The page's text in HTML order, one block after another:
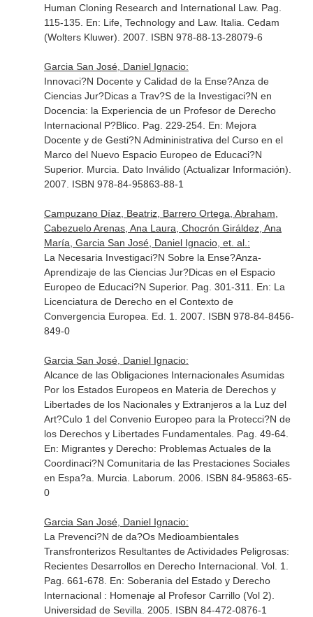
Human Cloning Research and International Law. Pag.
115-135. En: Life, Technology and Law. Italia. Cedam
(Wolters Kluwer). 2007. ISBN 978-88-13-28079-6
Garcia San José, Daniel Ignacio:
Innovaci?N Docente y Calidad de la Ense?Anza de
Ciencias Jur?Dicas a Trav?S de la Investigaci?N en
Docencia: la Experiencia de un Profesor de Derecho
Internacional P?Blico. Pag. 229-254. En: Mejora
Docente y de Gesti?N Admininistrativa del Curso en el
Marco del Nuevo Espacio Europeo de Educaci?N
Superior. Murcia. Dato Inválido (Actualizar Información).
2007. ISBN 978-84-95863-88-1
Campuzano Díaz, Beatriz, Barrero Ortega, Abraham,
Cabezuelo Arenas, Ana Laura, Chocrón Giráldez, Ana
María, Garcia San José, Daniel Ignacio, et. al.:
La Necesaria Investigaci?N Sobre la Ense?Anza-
Aprendizaje de las Ciencias Jur?Dicas en el Espacio
Europeo de Educaci?N Superior. Pag. 301-311. En: La
Licenciatura de Derecho en el Contexto de
Convergencia Europea . Ed. 1. 2007. ISBN 978-84-8456-
849-0
Garcia San José, Daniel Ignacio:
Alcance de las Obligaciones Internacionales Asumidas
Por los Estados Europeos en Materia de Derechos y
Libertades de los Nacionales y Extranjeros a la Luz del
Art?Culo 1 del Convenio Europeo para la Protecci?N de
los Derechos y Libertades Fundamentales. Pag. 49-64.
En: Migrantes y Derecho: Problemas Actuales de la
Coordinaci?N Comunitaria de las Prestaciones Sociales
en Espa?a . Murcia. Laborum. 2006. ISBN 84-95863-65-
0
Garcia San José, Daniel Ignacio:
La Prevenci?N de da?Os Medioambientales
Transfronterizos Resultantes de Actividades Peligrosas:
Recientes Desarrollos en Derecho Internacional. Vol. 1.
Pag. 661-678. En: Soberania del Estado y Derecho
Internacional : Homenaje al Profesor Carrillo (Vol 2)
Universidad de Sevilla. 2005. ISBN 84-472-0876-1